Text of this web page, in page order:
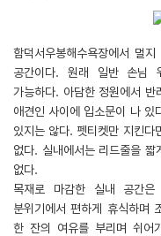
함덕서우봉해수욕장에서 멀
공간이다. 원래 일반 손님
가능하다. 아담한 정원에서 반
애견인 사이에 입소문이 나 있
있지는 않다. 펫티켓만 지킨다
없다. 실내에서는 리드줄을
없다.
목재로 마감한 실내 공간
분위기에서 편하게 휴식하며
한 잔의 여유를 부리며 쉬어